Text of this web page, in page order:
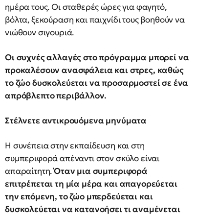
ημέρα τους. Οι σταθερές ώρες για φαγητό,
βόλτα, ξεκούραση και παιχνίδι τους βοηθούν να
νιώθουν σιγουριά.
Οι συχνές αλλαγές στο πρόγραμμα μπορεί να
προκαλέσουν ανασφάλεια και στρες, καθώς
το ζώο δυσκολεύεται να προσαρμοστεί σε ένα
απρόβλεπτο περιβάλλον.
Στέλνετε αντικρουόμενα μηνύματα
Η συνέπεια στην εκπαίδευση και στη
συμπεριφορά απέναντι στον σκύλο είναι
απαραίτητη.Όταν μια συμπεριφορά
επιτρέπεται τη μία μέρα και απαγορεύεται
την επόμενη, το ζώο μπερδεύεται και
δυσκολεύεται να κατανοήσει τι αναμένεται